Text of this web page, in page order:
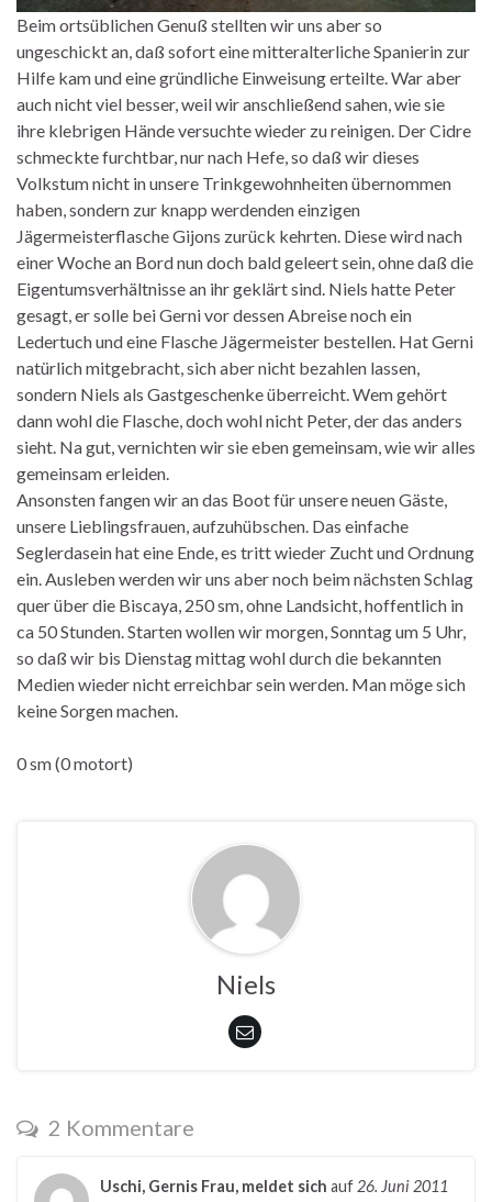
Beim ortsüblichen Genuß stellten wir uns aber so
ungeschickt an, daß sofort eine mitteralterliche Spanierin zur
Hilfe kam und eine gründliche Einweisung erteilte. War aber
auch nicht viel besser, weil wir anschließend sahen, wie sie
ihre klebrigen Hände versuchte wieder zu reinigen. Der Cidre
schmeckte furchtbar, nur nach Hefe, so daß wir dieses
Volkstum nicht in unsere Trinkgewohnheiten übernommen
haben, sondern zur knapp werdenden einzigen
Jägermeisterflasche Gijons zurück kehrten. Diese wird nach
einer Woche an Bord nun doch bald geleert sein, ohne daß die
Eigentumsverhältnisse an ihr geklärt sind. Niels hatte Peter
gesagt, er solle bei Gerni vor dessen Abreise noch ein
Ledertuch und eine Flasche Jägermeister bestellen. Hat Gerni
natürlich mitgebracht, sich aber nicht bezahlen lassen,
sondern Niels als Gastgeschenke überreicht. Wem gehört
dann wohl die Flasche, doch wohl nicht Peter, der das anders
sieht. Na gut, vernichten wir sie eben gemeinsam, wie wir alles
gemeinsam erleiden.
Ansonsten fangen wir an das Boot für unsere neuen Gäste,
unsere Lieblingsfrauen, aufzuhübschen. Das einfache
Seglerdasein hat eine Ende, es tritt wieder Zucht und Ordnung
ein. Ausleben werden wir uns aber noch beim nächsten Schlag
quer über die Biscaya, 250 sm, ohne Landsicht, hoffentlich in
ca 50 Stunden. Starten wollen wir morgen, Sonntag um 5 Uhr,
so daß wir bis Dienstag mittag wohl durch die bekannten
Medien wieder nicht erreichbar sein werden. Man möge sich
keine Sorgen machen.
0 sm (0 motort)
Niels
2 Kommentare
Uschi, Gernis Frau, meldet sich auf 26. Juni 2011